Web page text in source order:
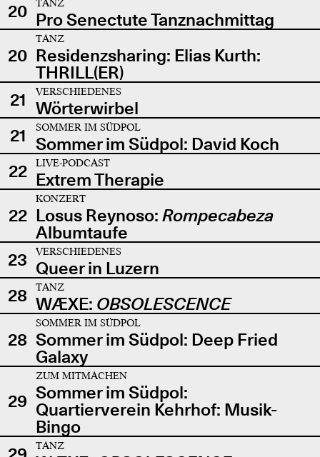
20
TANZ
Pro Senectute Tanznachmittag
20
TANZ
Residenzsharing: Elias Kurth:
THRILL(ER)
21
VERSCHIEDENES
Wörterwirbel
21
SOMMER IM SÜDPOL
Sommer im Südpol: David Koch
22
LIVE-PODCAST
Extrem Therapie
22
KONZERT
Losus Reynoso: Rompecabeza
Albumtaufe
23
VERSCHIEDENES
Queer in Luzern
28
TANZ
WÆXE: OBSOLESCENCE
28
SOMMER IM SÜDPOL
Sommer im Südpol: Deep Fried
Galaxy
29
ZUM MITMACHEN
Sommer im Südpol:
Quartierverein Kehrhof: Musik-
Bingo
TANZ